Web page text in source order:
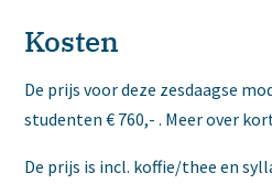
Kosten
De prijs voor deze zesdaagse
studenten € 760,- . Meer over
De prijs is incl. koffie/thee en